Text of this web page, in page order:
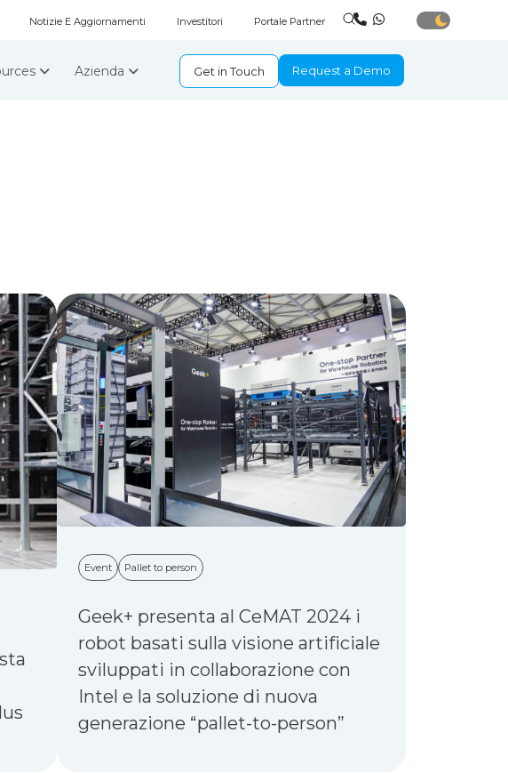
Notizie E Aggiornamenti Investitori Portale Partner
Azienda Get in Touch Request a Demo
Event Pallet to person
Geek+ presenta al CeMAT 2024 i
robot basati sulla visione artificiale
sviluppati in collaborazione con
Intel e la soluzione di nuova
generazione “pallet-to-person”